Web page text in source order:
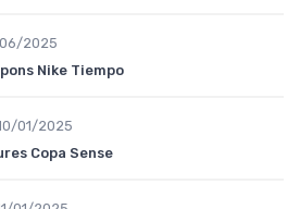
2025
Nike Tiempo
01/2025
Copa Sense